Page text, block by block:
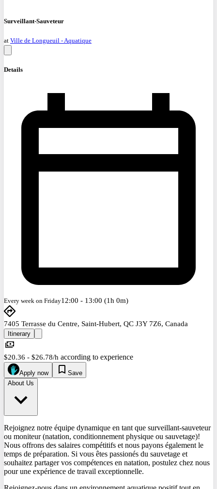
Surveillant-Sauveteur
at Ville de Longueuil - Aquatique
Details
Every week on Friday12:00 - 13:00 (1h 0m)
7405 Terrasse du Centre, Saint-Hubert, QC J3Y 7Z6, Canada
Itinerary
$20.36 - $26.78/h according to experience
Apply now
Save
About Us
Rejoignez notre équipe dynamique en tant que surveillant-sauveteur
ou moniteur (natation, conditionnement physique ou sauvetage)!
Nous offrons des salaires compétitifs et nous payons également le
temps de préparation. Si vous êtes passionés du sauvetage et
souhaitez partager vos compétences en natation, postulez chez nous
pour une expérience de travail exceptionnelle.